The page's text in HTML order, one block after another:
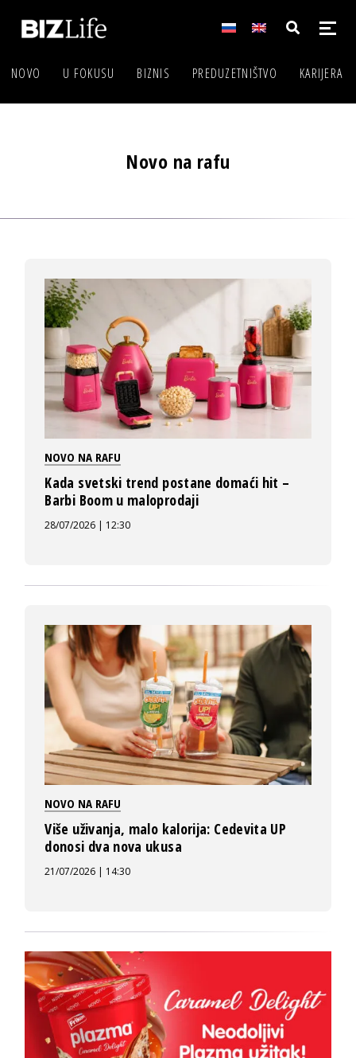
NOVO U FOKUSU BIZNIS PREDUZETNIŠTVO KARIJERA
Novo na rafu
NOVO NA RAFU
Kada svetski trend postane domaći hit –
Barbi Boom u maloprodaji
28/07/2026 | 12:30
NOVO NA RAFU
Više uživanja, malo kalorija: Cedevita UP
donosi dva nova ukusa
21/07/2026 | 14:30